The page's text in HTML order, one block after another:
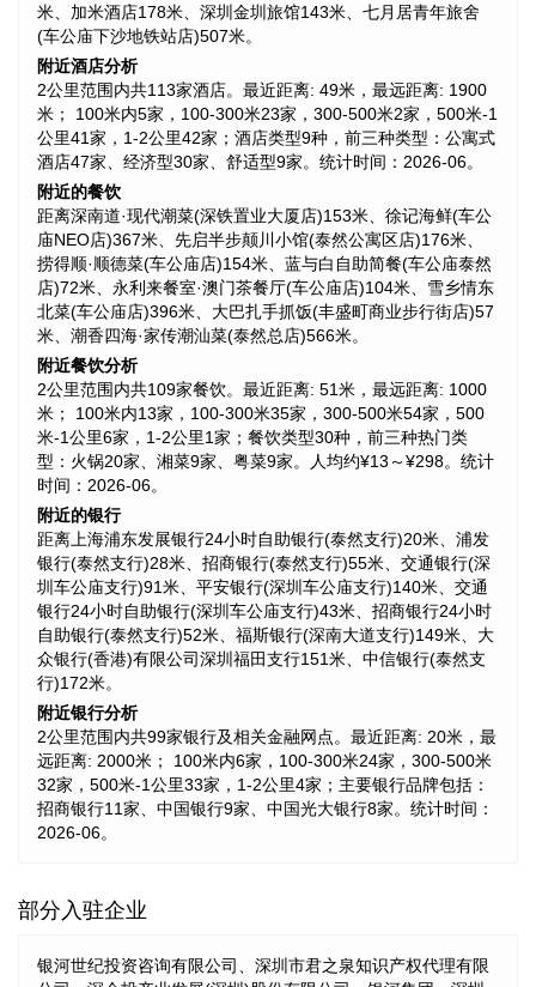
米、加米酒店178米、深圳金圳旅馆143米、七月居青年旅舍
(车公庙下沙地铁站店)507米。
附近酒店分析
2公里范围内共113家酒店。最近距离: 49米，最远距离: 1900
米； 100米内5家，100-300米23家，300-500米2家，500米-1
公里41家，1-2公里42家；酒店类型9种，前三种类型：公寓式
酒店47家、经济型30家、舒适型9家。统计时间：2026-06。
附近的餐饮
距离深南道·现代潮菜(深铁置业大厦店)153米、徐记海鲜(车公
庙NEO店)367米、先启半步颠川小馆(泰然公寓区店)176米、
捞得顺·顺德菜(车公庙店)154米、蓝与白自助简餐(车公庙泰然
店)72米、永利来餐室·澳门茶餐厅(车公庙店)104米、雪乡情东
北菜(车公庙店)396米、大巴扎手抓饭(丰盛町商业步行街店)57
米、潮香四海·家传潮汕菜(泰然总店)566米。
附近餐饮分析
2公里范围内共109家餐饮。最近距离: 51米，最远距离: 1000
米； 100米内13家，100-300米35家，300-500米54家，500
米-1公里6家，1-2公里1家；餐饮类型30种，前三种热门类
型：火锅20家、湘菜9家、粤菜9家。人均约¥13～¥298。统计
时间：2026-06。
附近的银行
距离上海浦东发展银行24小时自助银行(泰然支行)20米、浦发
银行(泰然支行)28米、招商银行(泰然支行)55米、交通银行(深
圳车公庙支行)91米、平安银行(深圳车公庙支行)140米、交通
银行24小时自助银行(深圳车公庙支行)43米、招商银行24小时
自助银行(泰然支行)52米、福斯银行(深南大道支行)149米、大
众银行(香港)有限公司深圳福田支行151米、中信银行(泰然支
行)172米。
附近银行分析
2公里范围内共99家银行及相关金融网点。最近距离: 20米，最
远距离: 2000米； 100米内6家，100-300米24家，300-500米
32家，500米-1公里33家，1-2公里4家；主要银行品牌包括：
招商银行11家、中国银行9家、中国光大银行8家。统计时间：
2026-06。
部分入驻企业
银河世纪投资咨询有限公司、深圳市君之泉知识产权代理有限